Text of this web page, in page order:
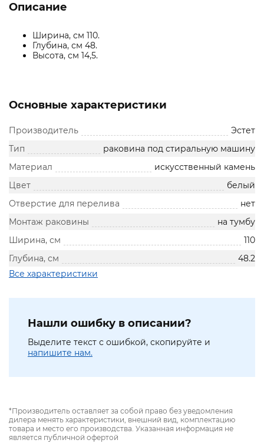
Описание
Ширина, см 110.
Глубина, см 48.
Высота, см 14,5.
Основные характеристики
Производитель
Эстет
Тип
раковина под стиральную машину
Материал
искусственный камень
Цвет
белый
Отверстие для перелива
нет
Монтаж раковины
на тумбу
Ширина, см
110
Глубина, см
48.2
Все характеристики
Нашли ошибку в описании?
Выделите текст с ошибкой, скопируйте и
напишите нам.
*Производитель оставляет за собой право без уведомления
дилера менять характеристики, внешний вид, комплектацию
товара и место его производства. Указанная информация не
является публичной офертой